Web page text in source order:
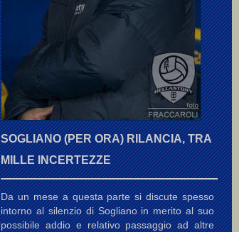
SOGLIANO (PER ORA) RILANCIA, TRA
MILLE INCERTEZZE
Da un mese a questa parte si discute spesso
intorno al silenzio di Sogliano in merito al suo
possibile addio e relativo passaggio ad altre